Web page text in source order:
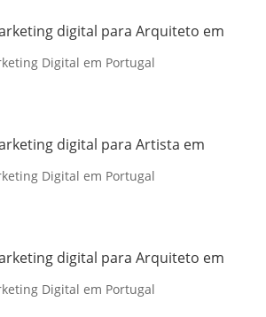
digital para Arquiteto em
Digital em Portugal
digital para Artista em
Digital em Portugal
digital para Arquiteto em
Digital em Portugal